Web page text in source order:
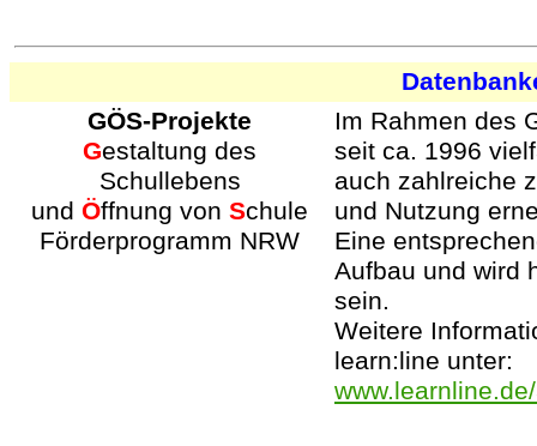
GÖS-Projekte
Gestaltung des
Schullebens
und Öffnung von Schule
Förderprogramm NRW
Im Rahmen des
seit ca. 1996
auch zahlreiche
und Nutzung
Eine
Aufbau und wird
sein.
Weitere
learn:line unter: